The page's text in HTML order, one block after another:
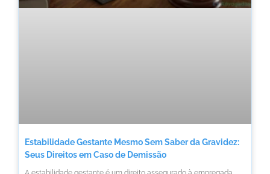
Estabilidade Gestante Mesmo Sem Saber da Gravidez:
Seus Direitos em Caso de Demissão